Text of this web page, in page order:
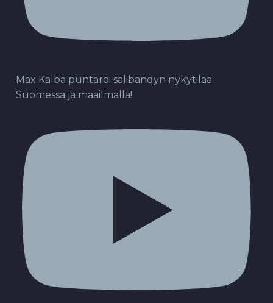
Max Kalba puntaroi salibandyn nykytilaa
Suomessa ja maailmalla!